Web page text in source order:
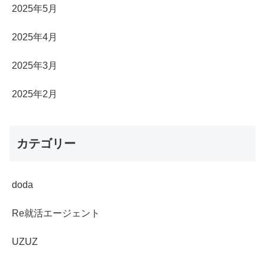
2025年5月
2025年4月
2025年3月
2025年2月
カテゴリー
doda
Re就活エージェント
UZUZ